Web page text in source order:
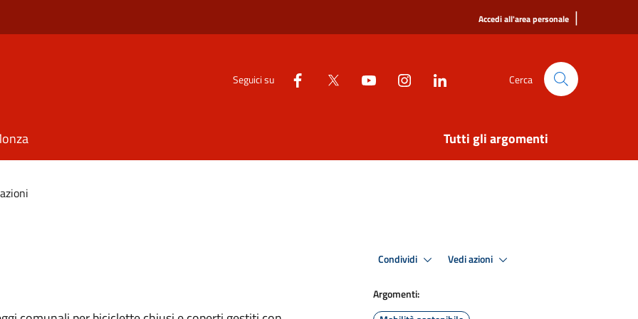
Accedi all'area personale |
Seguici su Cerca
Tutti gli argomenti
Condividi Vedi azioni
Argomenti: